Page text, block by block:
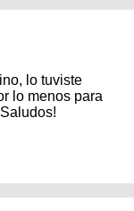
lo tuviste
lo menos para